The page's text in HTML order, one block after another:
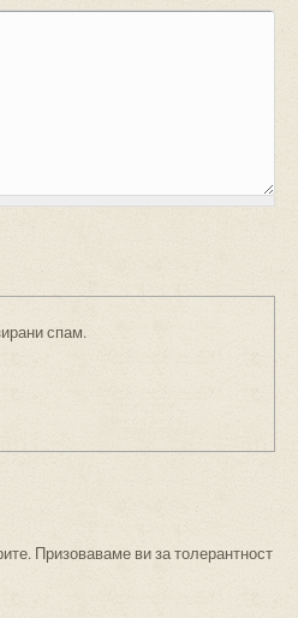
спам.
Призоваваме ви за толерантност